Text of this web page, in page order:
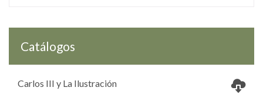
Catálogos
Carlos III y La Ilustración